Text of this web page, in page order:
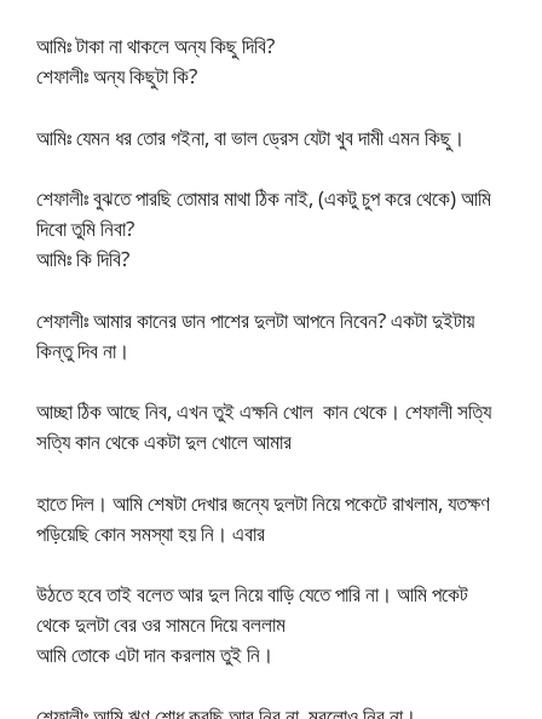
আমিঃ টাকা না থাকলে অন্য কিছু দিবি?
শেফালীঃ অন্য কিছুটা কি?
আমিঃ যেমন ধর তোর গইনা, বা ভাল ড্রেস যেটা খুব দামী এমন কিছু।
শেফালীঃ বুঝতে পারছি তোমার মাথা ঠিক নাই, (একটু চুপ করে থেকে) আমি
দিবো তুমি নিবা?
আমিঃ কি দিবি?
শেফালীঃ আমার কানের ডান পাশের দুলটা আপনে নিবেন? একটা দুইটায়
কিন্তু দিব না।
আচ্ছা ঠিক আছে নিব, এখন তুই এক্ষনি খোল কান থেকে। শেফালী সত্যি
সত্যি কান থেকে একটা দুল খোলে আমার
হাতে দিল। আমি শেষটা দেখার জন্যে দুলটা নিয়ে পকেটে রাখলাম, যতক্ষণ
পড়িয়েছি কোন সমস্যা হয় নি। এবার
উঠতে হবে তাই বলেত আর দুল নিয়ে বাড়ি যেতে পারি না। আমি পকেট
থেকে দুলটা বের ওর সামনে দিয়ে বললাম
আমি তোকে এটা দান করলাম তুই নি।